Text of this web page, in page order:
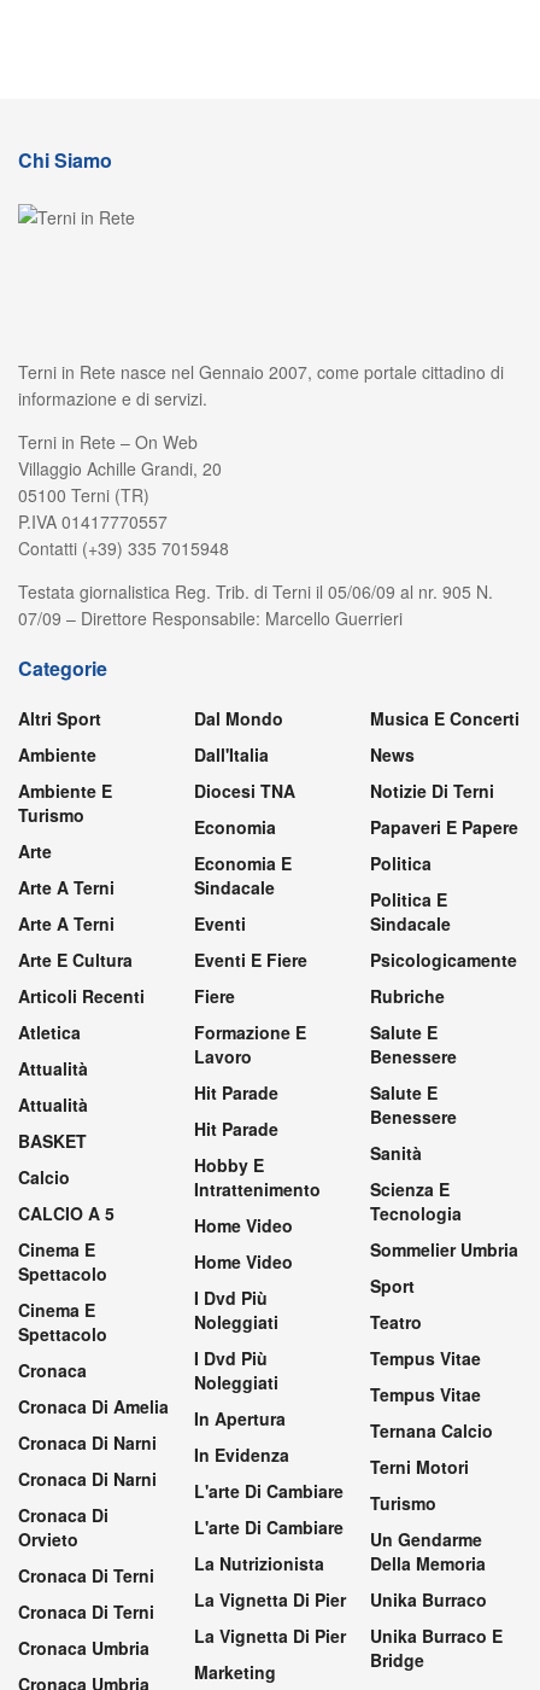
Chi Siamo
Terni in Rete nasce nel Gennaio 2007, come portale cittadino di
informazione e di servizi.
Terni in Rete – On Web
Villaggio Achille Grandi, 20
05100 Terni (TR)
P.IVA 01417770557
Contatti (+39) 335 7015948
Testata giornalistica Reg. Trib. di Terni il 05/06/09 al nr. 905 N.
07/09 – Direttore Responsabile: Marcello Guerrieri
Categorie
Altri Sport
Ambiente
Ambiente E
Turismo
Arte
Arte A Terni
Arte A Terni
Arte E Cultura
Articoli Recenti
Atletica
Attualità
Attualità
BASKET
Calcio
CALCIO A 5
Cinema E
Spettacolo
Cinema E
Spettacolo
Cronaca
Cronaca Di Amelia
Cronaca Di Narni
Cronaca Di Narni
Cronaca Di
Orvieto
Cronaca Di Terni
Cronaca Di Terni
Cronaca Umbria
Cronaca Umbria
Dal Mondo
Dall'Italia
Diocesi TNA
Economia
Economia E
Sindacale
Eventi
Eventi E Fiere
Fiere
Formazione E
Lavoro
Hit Parade
Hit Parade
Hobby E
Intrattenimento
Home Video
Home Video
I Dvd Più
Noleggiati
I Dvd Più
Noleggiati
In Apertura
In Evidenza
L'arte Di Cambiare
L'arte Di Cambiare
La Nutrizionista
La Vignetta Di Pier
La Vignetta Di Pier
Marketing
Musica E Concerti
News
Notizie Di Terni
Papaveri E Papere
Politica
Politica E
Sindacale
Psicologicamente
Rubriche
Salute E
Benessere
Salute E
Benessere
Sanità
Scienza E
Tecnologia
Sommelier Umbria
Sport
Teatro
Tempus Vitae
Tempus Vitae
Ternana Calcio
Terni Motori
Turismo
Un Gendarme
Della Memoria
Unika Burraco
Unika Burraco E
Bridge